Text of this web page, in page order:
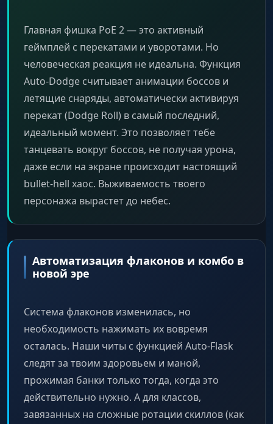
Главная фишка PoE 2 — это активный
геймплей с перекатами и уворотами. Но
человеческая реакция не идеальна. Функция
Auto-Dodge считывает анимации боссов и
летящие снаряды, автоматически активируя
перекат (Dodge Roll) в самый последний,
идеальный момент. Это позволяет тебе
танцевать вокруг боссов, не получая урона,
даже если на экране происходит настоящий
bullet-hell хаос. Выживаемость твоего
персонажа вырастет до небес.
Автоматизация флаконов и комбо в
новой эре
Система флаконов изменилась, но
необходимость нажимать их вовремя
осталась. Наши читы с функцией Auto-Flask
следят за твоим здоровьем и маной,
прожимая банки только тогда, когда это
действительно нужно. А для классов,
завязанных на сложные ротации скиллов (как